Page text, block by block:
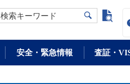
検索キーワード よ
安全・緊急情報 査証・